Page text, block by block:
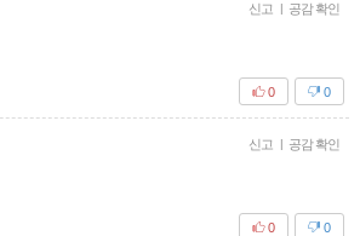
신고 | 공감 확인
0
0
신고 | 공감 확인
0
0